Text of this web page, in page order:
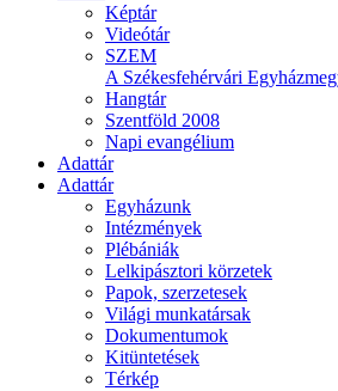
Képtár
Videótár
SZEM
A Székesfehérvári
Hangtár
Szentföld 2008
Napi evangélium
Adattár
Adattár
Egyházunk
Intézmények
Plébániák
Lelkipásztori körzetek
Papok, szerzetesek
Világi munkatársak
Dokumentumok
Kitüntetések
Térkép